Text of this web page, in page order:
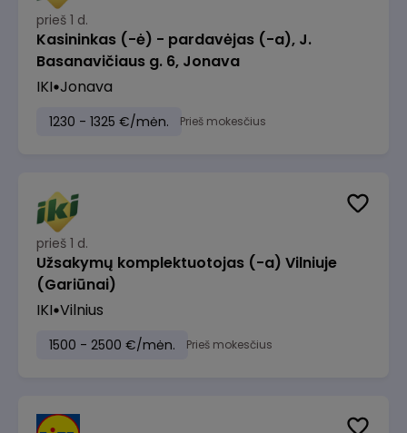
prieš 1 d.
Kasininkas (-ė) - pardavėjas (-a), J.
Basanavičiaus g. 6, Jonava
IKI Jonava
1230 - 1325 €/mėn. Prieš mokesčius
prieš 1 d.
Užsakymų komplektuotojas (-a) Vilniuje
(Gariūnai)
IKI Vilnius
1500 - 2500 €/mėn. Prieš mokesčius